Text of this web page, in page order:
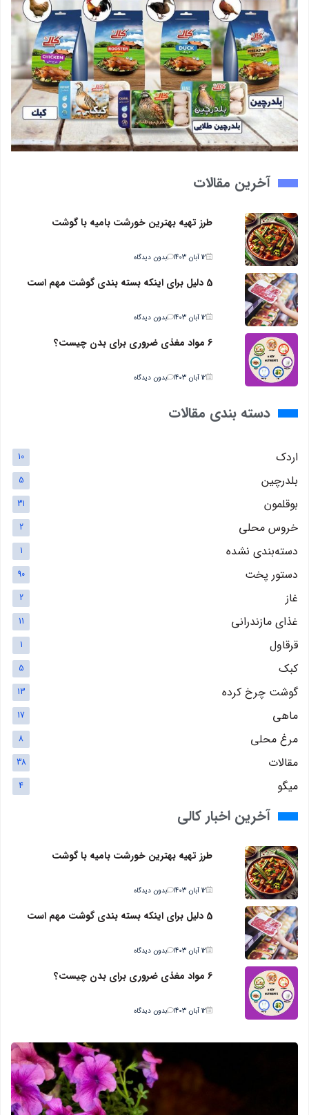
آخرین مقالات
طرز تهیه بهترین خورشت بامیه با گوشت
12 آبان 1403 بدون دیدگاه
5 دلیل برای اینکه بسته بندی گوشت مهم است
12 آبان 1403 بدون دیدگاه
6 مواد مغذی ضروری برای بدن چیست؟
12 آبان 1403 بدون دیدگاه
دسته بندی مقالات
اردک 10
بلدرچین 5
بوقلمون 31
خروس محلی 2
دسته‌بندی نشده 1
دستور پخت 90
غاز 2
غذای مازندرانی 11
قرقاول 1
کبک 5
گوشت چرخ کرده 13
ماهی 17
مرغ محلی 8
مقالات 38
میگو 4
آخرین اخبار کالی
طرز تهیه بهترین خورشت بامیه با گوشت
12 آبان 1403 بدون دیدگاه
5 دلیل برای اینکه بسته بندی گوشت مهم است
12 آبان 1403 بدون دیدگاه
6 مواد مغذی ضروری برای بدن چیست؟
12 آبان 1403 بدون دیدگاه